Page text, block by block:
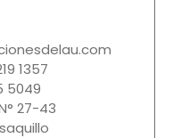
1357
5049
27-43